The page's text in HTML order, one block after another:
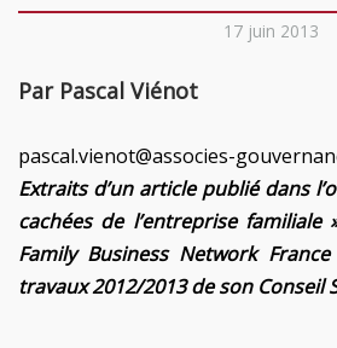
17 juin 2013
Par Pascal Viénot
pascal.vienot@associes-
Extraits d’un article publié dans
cachées de l’entreprise
Family Business Network
travaux 2012/2013 de son Conseil